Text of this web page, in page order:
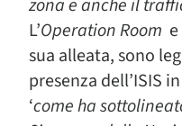
zona e anche il
L’Operation Room
sua alleata, sono
presenza dell’ISIS
‘come ha